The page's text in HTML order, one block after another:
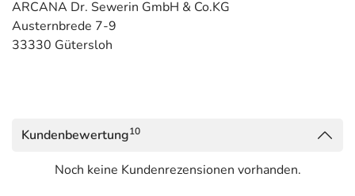
ARCANA Dr. Sewerin GmbH & Co.KG
Austernbrede 7-9
33330 Gütersloh
Kundenbewertung10
Noch keine Kundenrezensionen vorhanden.